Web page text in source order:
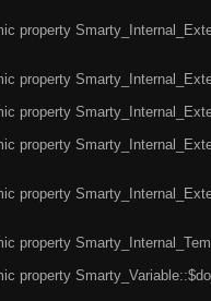
property
property
property
property
property
property
property